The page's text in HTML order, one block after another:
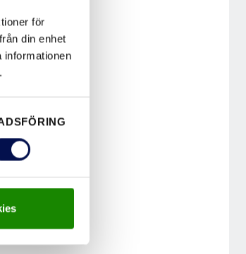
för
din enhet
informationen
då